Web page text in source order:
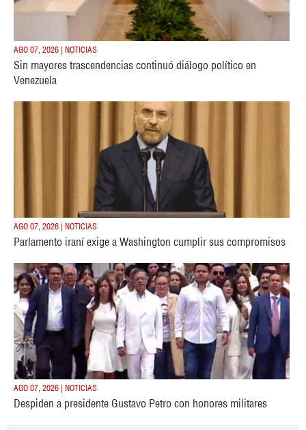
AGO 07, 2026 | NOTICIAS
Sin mayores trascendencias continuó diálogo político en
Venezuela
AGO 07, 2026 | NOTICIAS
Parlamento iraní exige a Washington cumplir sus compromisos
AGO 07, 2026 | NOTICIAS
Despiden a presidente Gustavo Petro con honores militares